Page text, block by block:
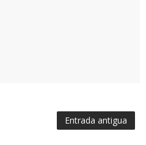
Entrada antigua